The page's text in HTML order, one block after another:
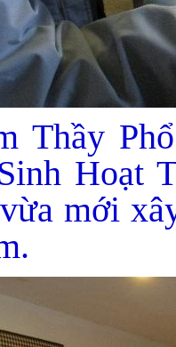
Thầy
Hoạt
mới